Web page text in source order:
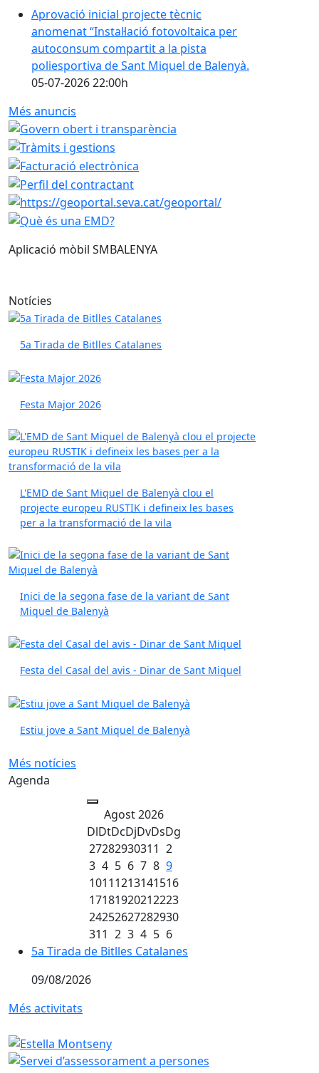
Aprovació inicial projecte tècnic
anomenat “Instal·lació fotovoltaica per
autoconsum compartit a la pista
poliesportiva de Sant Miquel de Balenyà.
05-07-2026 22:00h
Més anuncis
Aplicació mòbil SMBALENYA
Notícies
5a Tirada de Bitlles Catalanes
Festa Major 2026
L'EMD de Sant Miquel de Balenyà clou el
projecte europeu RUSTIK i defineix les bases
per a la transformació de la vila
Inici de la segona fase de la variant de Sant
Miquel de Balenyà
Festa del Casal del avis - Dinar de Sant Miquel
Estiu jove a Sant Miquel de Balenyà
Més notícies
Agenda
Agost 2026
DlDtDcDjDvDsDg
27282930311 2
3 4 5 6 7 8 9
10111213141516
17181920212223
24252627282930
311 2 3 4 5 6
5a Tirada de Bitlles Catalanes
5a Tirada de Bitlles Catalanes
09/08/2026
Més activitats